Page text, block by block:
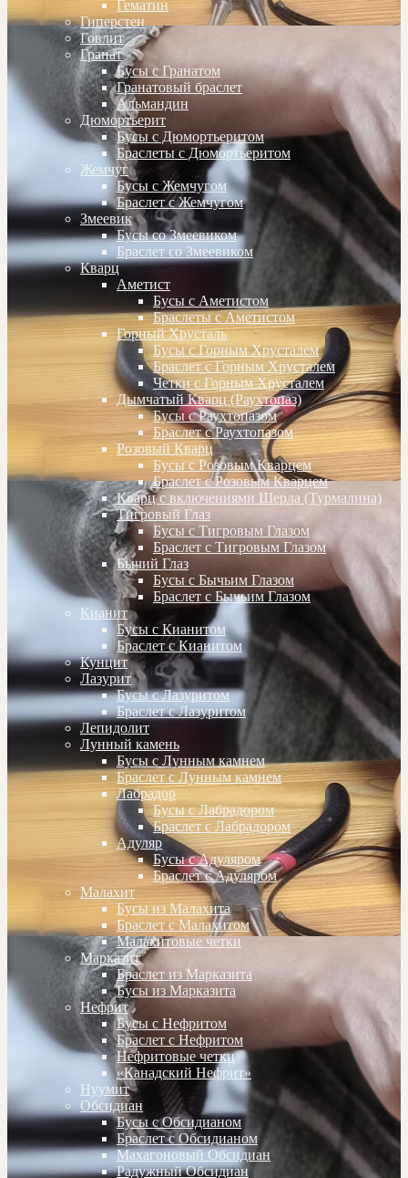
Гематин
Гиперстен
Говлит
Гранат
Бусы с Гранатом
Гранатовый браслет
Альмандин
Дюмортьерит
Бусы с Дюмортьеритом
Браслеты с Дюмортьеритом
Жемчуг
Бусы с Жемчугом
Браслет с Жемчугом
Змеевик
Бусы со Змеевиком
Браслет со Змеевиком
Кварц
Аметист
Бусы с Аметистом
Браслеты с Аметистом
Горный Хрусталь
Бусы с Горным Хрусталем
Браслет с Горным Хрусталем
Четки с Горным Хрусталем
Дымчатый Кварц (Раухтопаз)
Бусы с Раухтопазом
Браслет с Раухтопазом
Розовый Кварц
Бусы с Розовым Кварцем
Браслет с Розовым Кварцем
Кварц с включениями Шерла (Турмалина)
Тигровый Глаз
Бусы с Тигровым Глазом
Браслет с Тигровым Глазом
Бычий Глаз
Бусы с Бычьим Глазом
Браслет с Бычьим Глазом
Кианит
Бусы с Кианитом
Браслет с Кианитом
Кунцит
Лазурит
Бусы с Лазуритом
Браслет с Лазуритом
Лепидолит
Лунный камень
Бусы с Лунным камнем
Браслет с Лунным камнем
Лабрадор
Бусы с Лабрадором
Браслет с Лабрадором
Адуляр
Бусы с Адуляром
Браслет с Адуляром
Малахит
Бусы из Малахита
Браслет с Малахитом
Малахитовые четки
Марказит
Браслет из Марказита
Бусы из Марказита
Нефрит
Бусы с Нефритом
Браслет с Нефритом
Нефритовые четки
«Канадский Нефрит»
Нуумит
Обсидиан
Бусы с Обсидианом
Браслет с Обсидианом
Махагоновый Обсидиан
Радужный Обсидиан